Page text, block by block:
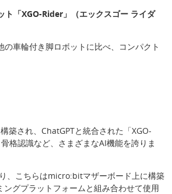
「XGO-Rider」（エックスゴー ライダ
の車輪付き脚ロボットに比べ、コンパクト
築され、ChatGPTと統合された「XGO-
格認識など、さまざまなAI機能を誇りま
、こちらはmicro:bitマザーボード上に構築
グプラットフォームと組み合わせて使用